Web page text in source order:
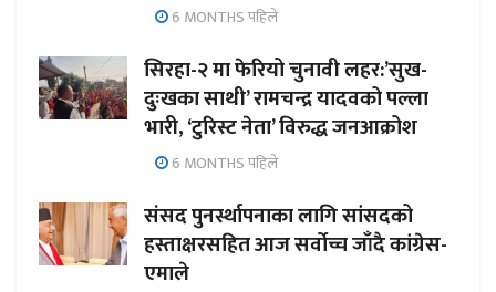
6 MONTHS पहिले
सिरहा-२ मा फेरियो चुनावी लहर:’सुख-
दुःखका साथी’ रामचन्द्र यादवको पल्ला
भारी, ‘टुरिस्ट नेता’ विरुद्ध जनआक्रोश
6 MONTHS पहिले
संसद पुनर्स्थापनाका लागि सांसदको
हस्ताक्षरसहित आज सर्वोच्च जाँदै कांग्रेस-
एमाले